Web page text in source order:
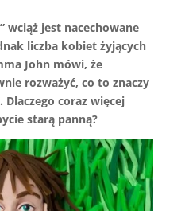
wciąż jest nacechowane
liczba kobiet żyjących
John mówi, że
rozważyć, co to znaczy
Dlaczego coraz więcej
starą panną?